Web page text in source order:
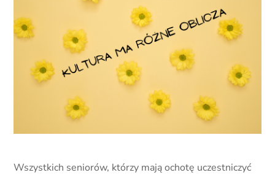
Wszystkich seniorów, którzy mają ochotę uczestniczyć